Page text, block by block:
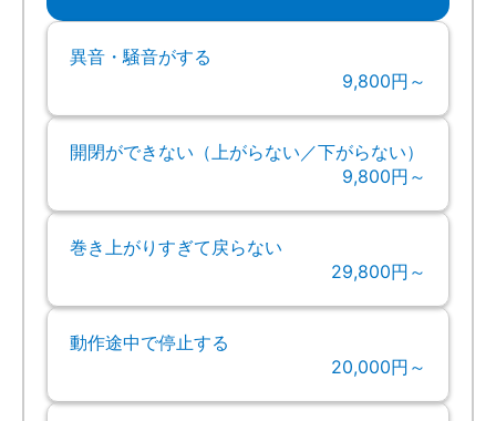
異音・騒音がする
9,800円～
開閉ができない（上がらない／下がらない）
9,800円～
巻き上がりすぎて戻らない
29,800円～
動作途中で停止する
20,000円～